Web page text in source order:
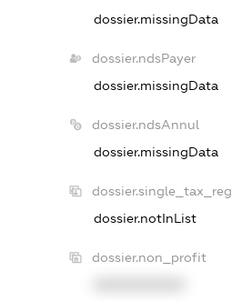
dossier.missingData
dossier.ndsPayer
dossier.missingData
dossier.ndsAnnul
dossier.missingData
dossier.single_tax_reg
dossier.notInList
dossier.non_profit